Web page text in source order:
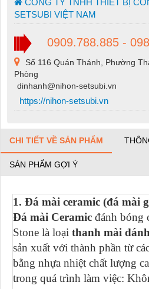
SETSUBI VIỆT NAM
0909.788.885 -
Số 116 Quán Thánh, Phường
Phòng
dinhanh@nihon-setsubi.vn
https://nihon-setsubi.vn
CHI TIẾT VỀ SẢN PHẨM
SẢN PHẨM GỢI Ý
1. Đá mài ceramic (đá mài
Đá mài Ceramic đánh bóng
Stone là loại thanh mài
sản xuất với thành phần từ
bằng nhựa nhiệt chất lượng
trong quá trình làm việc: